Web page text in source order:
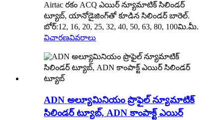
Airtac రకం ACQ ఎయిర్ న్యూమాటిక్ సిలిండర్
ట్యూబ్, యానోడైజింగ్‌తో కూడిన సిలిండర్ బారెల్.
బోర్:12, 16, 20, 25, 32, 40, 50, 63, 80, 100మి.మీ.
విచారణవివరాలు
ADN అల్యూమినియం ప్రొఫైల్ న్యూమాటిక్
సిలిండర్ ట్యూబ్, ADN కాంపాక్ట్ ఎయిర్